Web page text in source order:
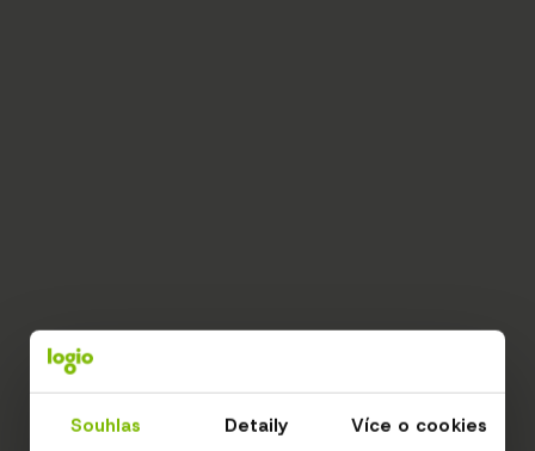
Souhlas Detaily Více o cookies